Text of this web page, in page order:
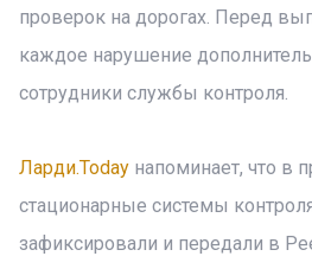
проверок на дорогах. Перед
каждое нарушение
сотрудники службы контроля.
Ларди.Today напоминает, что в
стационарные системы
зафиксировали и передали в